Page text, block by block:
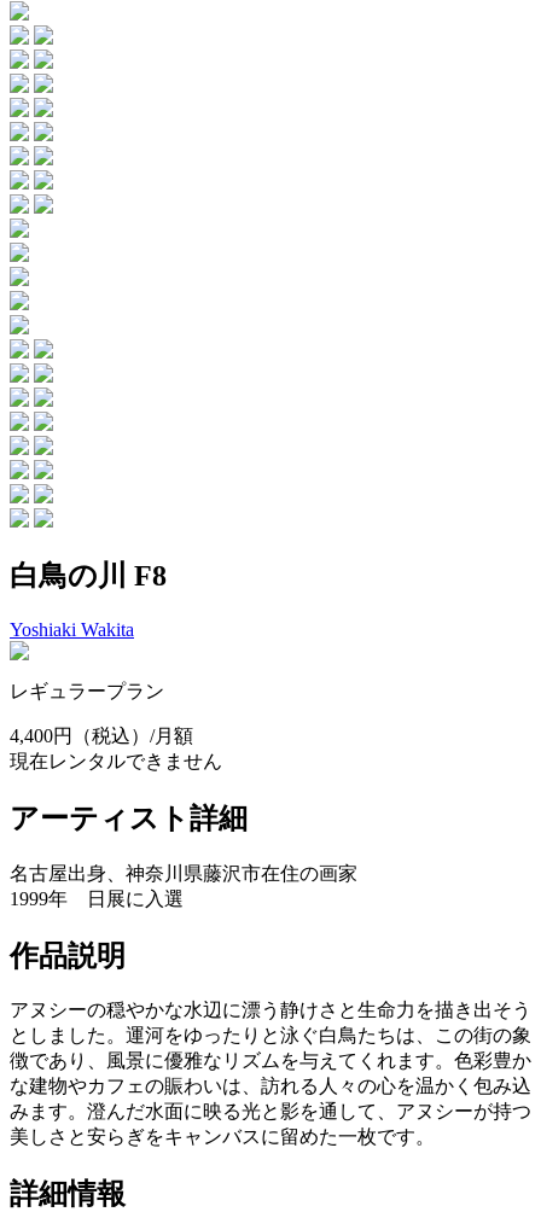
白鳥の川 F8
Yoshiaki Wakita
レギュラープラン
4,400円
（税込）/月額
現在レンタルできません
アーティスト詳細
名古屋出身、神奈川県藤沢市在住の画家
1999年 日展に入選
作品説明
アヌシーの穏やかな水辺に漂う静けさと生命力を描き出そう
としました。運河をゆったりと泳ぐ白鳥たちは、この街の象
徴であり、風景に優雅なリズムを与えてくれます。色彩豊か
な建物やカフェの賑わいは、訪れる人々の心を温かく包み込
みます。澄んだ水面に映る光と影を通して、アヌシーが持つ
美しさと安らぎをキャンバスに留めた一枚です。
詳細情報